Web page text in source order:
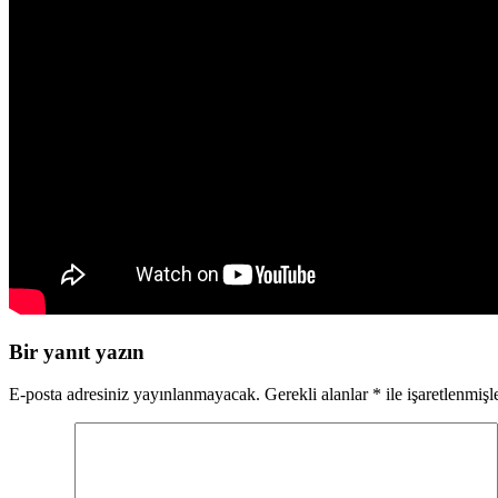
Bir yanıt yazın
E-posta adresiniz yayınlanmayacak. Gerekli alanlar * ile